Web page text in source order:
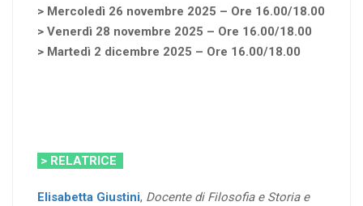
> Mercoledì 26 novembre 2025 – Ore 16.00/18.00
> Venerdì 28 novembre 2025 – Ore 16.00/18.00
> Martedì 2 dicembre 2025 – Ore 16.00/18.00
> RELATRICE
Elisabetta Giustini, Docente di Filosofia e Storia e